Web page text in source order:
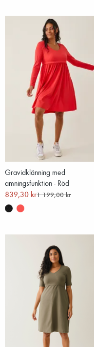
Gravidklänning med
amningsfunktion - Röd
839,30 kr1 199,00 kr